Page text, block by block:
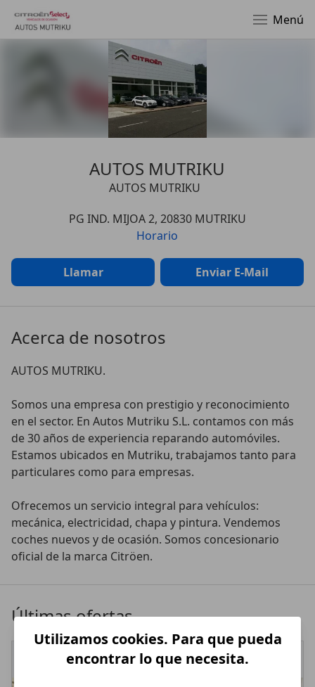
Menú
AUTOS MUTRIKU
AUTOS MUTRIKU
PG IND. MIJOA 2, 20830 MUTRIKU
Horario
Llamar Enviar E-Mail
Acerca de nosotros
AUTOS MUTRIKU.
Somos una empresa con prestigio y reconocimiento
en el sector. En Autos Mutriku S.L. contamos con más
de 30 años de experiencia reparando automóviles.
Estamos ubicados en Mutriku, trabajamos tanto para
particulares como para empresas.
Ofrecemos un servicio integral para vehículos:
mecánica, electricidad, chapa y pintura. Vendemos
coches nuevos y de ocasión. Somos concesionario
oficial de la marca Citröen.
Últimas ofertas
Utilizamos cookies. Para que pueda
encontrar lo que necesita.